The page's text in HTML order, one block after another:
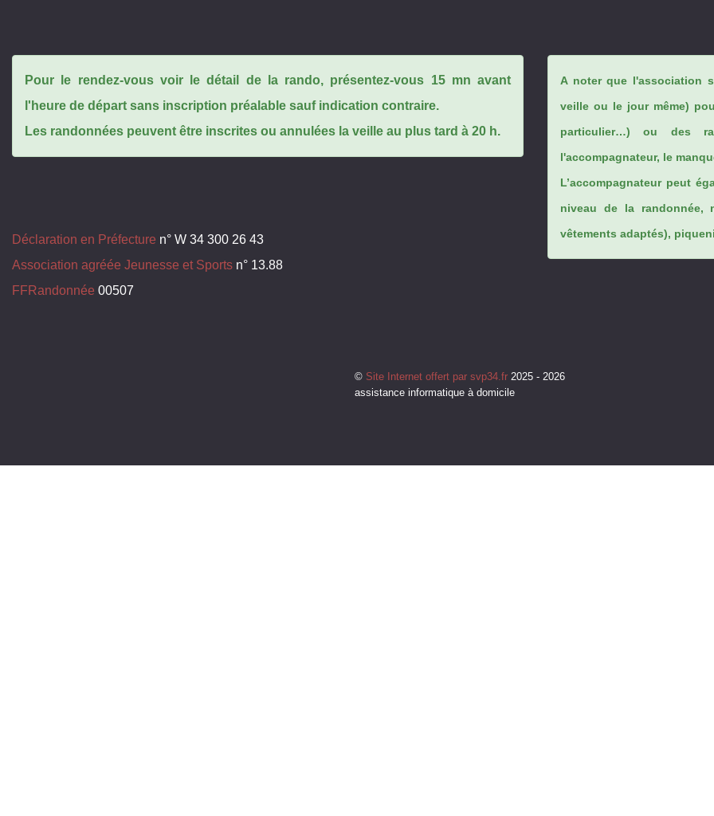
Pour le rendez-vous voir le détail de la rando, présentez-vous 15 mn avant
l'heure de départ sans inscription préalable sauf indication contraire.
Les randonnées peuvent être inscrites ou annulées la veille au plus tard à 20 h.
Déclaration en Préfecture n° W 34 300 26 43
Association agréée Jeunesse et Sports n° 13.88
FFRandonnée 00507
A noter que l'association
veille ou le jour même)
particulier…) ou des
l'accompagnateur, le
L’accompagnateur peut
niveau de la randonnée,
vêtements adaptés),
© Site Internet offert par svp34.fr 2025 - 2026
assistance informatique à domicile